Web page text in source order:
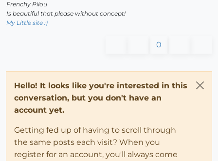
Frenchy Pilou
Is beautiful that please without concept!
My Little site :)
0
Hello! It looks like you're interested in this
conversation, but you don't have an
account yet.
Getting fed up of having to scroll through
the same posts each visit? When you
register for an account, you'll always come